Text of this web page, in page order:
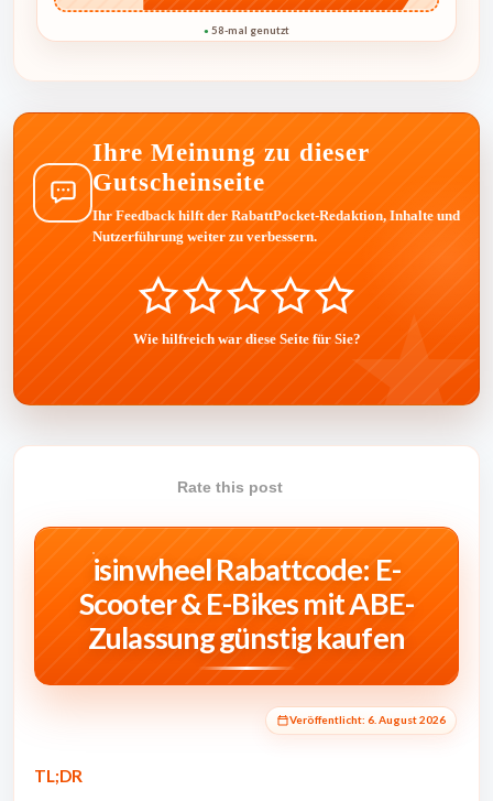
● 58-mal genutzt
Ihre Meinung zu dieser
Gutscheinseite
Ihr Feedback hilft der RabattPocket-Redaktion, Inhalte und
Nutzerführung weiter zu verbessern.
Wie hilfreich war diese Seite für Sie?
Rate this post
isinwheel Rabattcode: E-
Scooter & E-Bikes mit ABE-
Zulassung günstig kaufen
Veröffentlicht: 6. August 2026
TL;DR